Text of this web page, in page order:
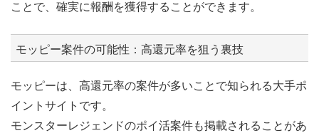
ことで、確実に報酬を獲得することができます。
モッピー案件の可能性：高還元率を狙う裏技
モッピーは、高還元率の案件が多いことで知られる大手ポ
イントサイトです。
モンスターレジェンドのポイ活案件も掲載されることがあ